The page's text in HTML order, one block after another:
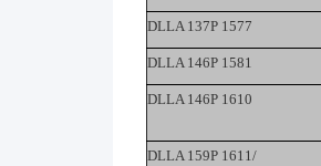
DLLA 137P 1577
DLLA 146P 1581
DLLA 146P 1610
DLLA 159P 1611/